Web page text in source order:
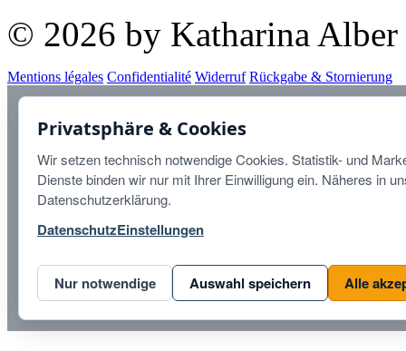
© 2026 by Katharina Alber
Mentions légales Confidentialité Widerruf Rückgabe & Stornierung
Privatsphäre & Cookies
Wir setzen technisch notwendige Cookies. Statistik- und
Dienste binden wir nur mit Ihrer Einwilligung ein. Näheres in
Datenschutzerklärung.
DatenschutzEinstellungen
Nur notwendige Auswahl speichern Alle
Diese Website ist durch
Datenschutzbestimmungen